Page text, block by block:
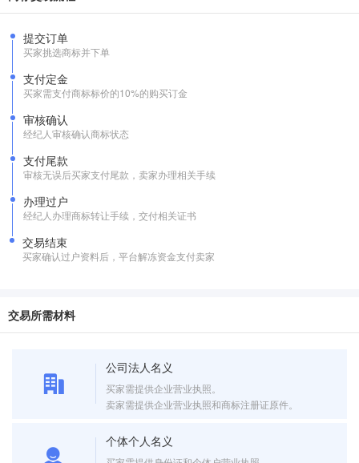
提交订单
买家挑选商标并下单
支付定金
买家需支付商标标价的10%的购买订金
审核确认
经纪人审核确认商标状态
支付尾款
审核无误后买家支付尾款，卖家办理相关手续
办理过户
经纪人办理商标转让手续，交付相关证书
交易结束
买家确认过户资料后，平台解冻资金支付卖家
交易所需材料
公司法人名义
买家需提供企业营业执照。
卖家需提供企业营业执照和商标注册证原件。
个体个人名义